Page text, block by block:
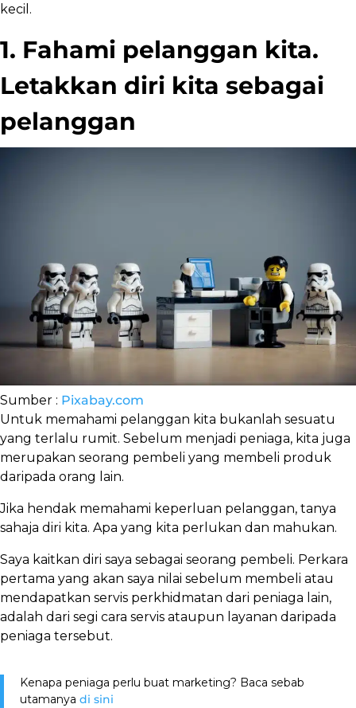
kecil.
1. Fahami pelanggan kita.
Letakkan diri kita sebagai
pelanggan
Sumber : Pixabay.com
Untuk memahami pelanggan kita bukanlah sesuatu
yang terlalu rumit. Sebelum menjadi peniaga, kita juga
merupakan seorang pembeli yang membeli produk
daripada orang lain.
Jika hendak memahami keperluan pelanggan, tanya
sahaja diri kita. Apa yang kita perlukan dan mahukan.
Saya kaitkan diri saya sebagai seorang pembeli. Perkara
pertama yang akan saya nilai sebelum membeli atau
mendapatkan servis perkhidmatan dari peniaga lain,
adalah dari segi cara servis ataupun layanan daripada
peniaga tersebut.
Kenapa peniaga perlu buat marketing? Baca sebab
utamanya di sini